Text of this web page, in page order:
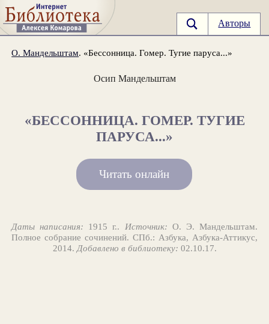
Авторы
О. Мандельштам. «Бессонница. Гомер. Тугие паруса...»
Осип Мандельштам
«БЕССОННИЦА. ГОМЕР. ТУГИЕ
ПАРУСА...»
Читать онлайн
Даты написания: 1915 г.. Источник: О. Э. Мандельштам.
Полное собрание сочинений. СПб.: Азбука, Азбука-Аттикус,
2014.Добавлено в библиотеку: 02.10.17.